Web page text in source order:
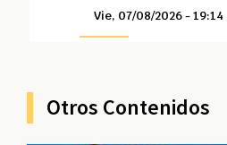
Vie, 07/08/2026 - 19:14
Otros Contenidos